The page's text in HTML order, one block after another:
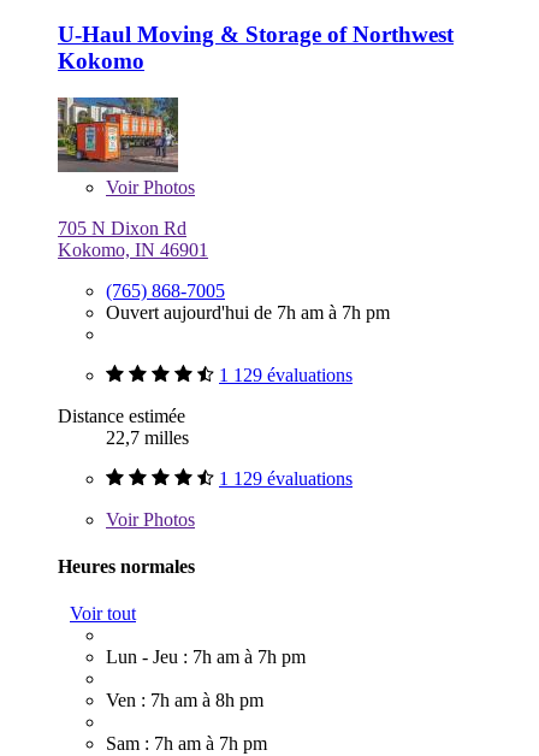
U-Haul Moving & Storage of Northwest
Kokomo
VoirPhotos
705 N Dixon Rd
Kokomo, IN 46901
(765) 868-7005
Ouvert aujourd'hui de 7h am à 7h pm
1 129 évaluations
Distance estimée
22,7 milles
1 129 évaluations
VoirPhotos
Heures normales
Voir tout
Lun - Jeu : 7h am à 7h pm
Ven : 7h am à 8h pm
Sam : 7h am à 7h pm